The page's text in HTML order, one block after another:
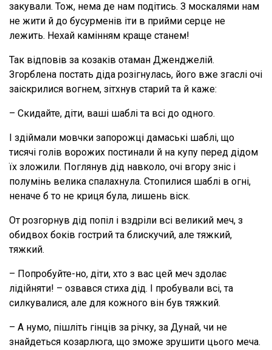
закували. Тож, нема де нам подітись. З москалями нам
не жити й до бусурменів іти в прийми серце не
лежить. Нехай камінням краще станем!
Так відповів за козаків отаман Дженджелій.
Згорблена постать діда розігнулась, його вже згаслі очі
заіскрилися вогнем, зітхнув старий та й каже:
– Скидайте, діти, ваші шаблі та всі до одного.
І здіймали мовчки запорожці дамаські шаблі, що
тисячі голів ворожих постинали й на купу перед дідом
їх зложили. Поглянув дід навколо, очі вгору зніс і
полумінь велика спалахнула. Стопилися шаблі в огні,
неначе б то не криця була, лишень віск.
От розгорнув дід попіл і вздріли всі великий меч, з
обидвох боків гострий та блискучий, але тяжкий,
тяжкий.
– Попробуйте-но, діти, хто з вас цей меч здолає
лідійняти! – озвався стиха дід. І пробували всі, та
силкувалися, але для кожного він був тяжкий.
– А нумо, пішліть гінців за річку, за Дунай, чи не
знайдеться козарлюга, що зможе зрушити цього меча.